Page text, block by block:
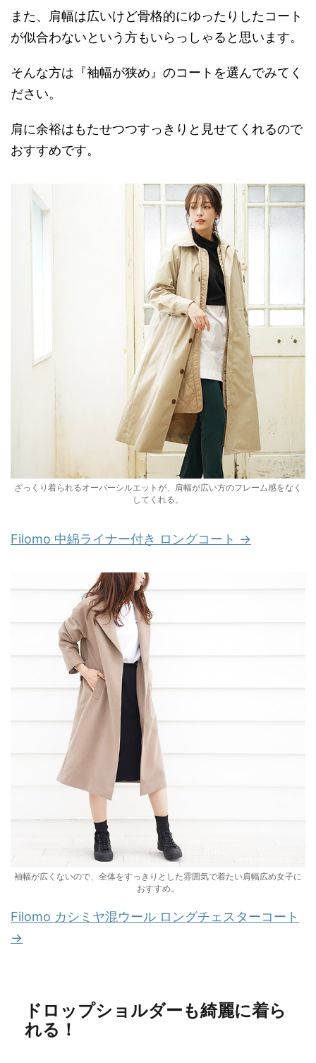
また、肩幅は広いけど骨格的にゆったりしたコート
が似合わないという方もいらっしゃると思います。
そんな方は『袖幅が狭め』のコートを選んでみてく
ださい。
肩に余裕はもたせつつすっきりと見せてくれるので
おすすめです。
ざっくり着られるオーバーシルエットが、肩幅が広い方のフレーム感をなく
してくれる。
Filomo 中綿ライナー付き ロングコート →
袖幅が広くないので、全体をすっきりとした雰囲気で着たい肩幅広め女子に
おすすめ。
Filomo カシミヤ混ウール ロングチェスターコート
→
ドロップショルダーも綺麗に着ら
れる！